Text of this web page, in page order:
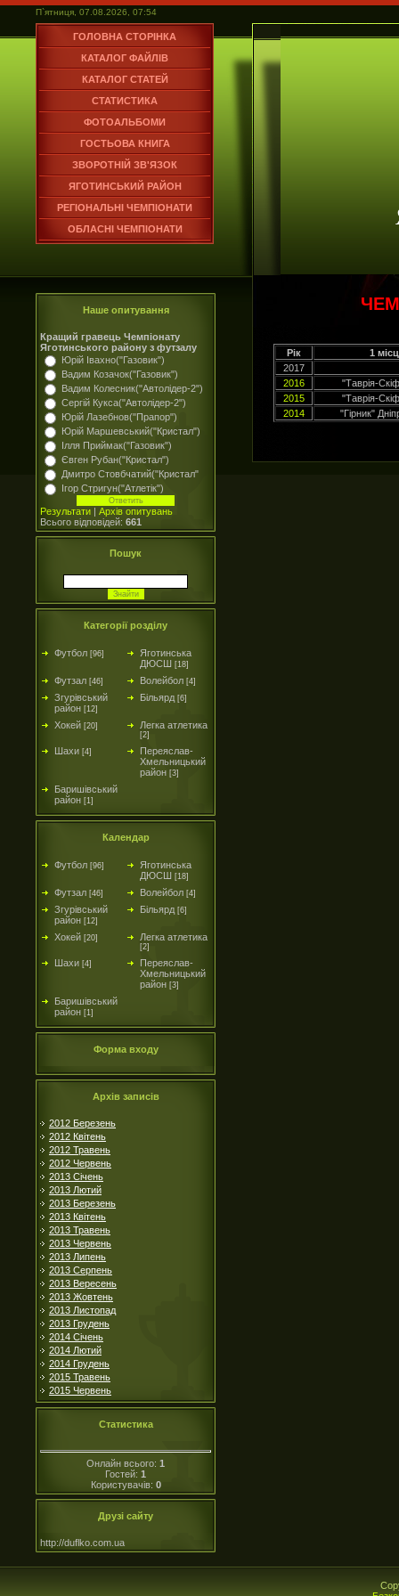
П`ятниця, 07.08.2026, 07:54
ГОЛОВНА СТОРІНКА
КАТАЛОГ ФАЙЛІВ
КАТАЛОГ СТАТЕЙ
СТАТИСТИКА
ФОТОАЛЬБОМИ
ГОСТЬОВА КНИГА
ЗВОРОТНІЙ ЗВ'ЯЗОК
ЯГОТИНСЬКИЙ РАЙОН
РЕГІОНАЛЬНІ ЧЕМПІОНАТИ
ОБЛАСНІ ЧЕМПІОНАТИ
Наше опитування
Кращий гравець Чемпіонату
Яготинського району з футзалу
Юрій Івахно("Газовик")
Вадим Козачок("Газовик")
Вадим Колесник("Автолідер-2")
Сергій Кукса("Автолідер-2")
Юрій Лазебнов("Прапор")
Юрій Маршевський("Кристал")
Ілля Приймак("Газовик")
Євген Рубан("Кристал")
Дмитро Стовбчатий("Кристал"
Ігор Стригун("Атлетік")
Результати | Архів опитувань
Всього відповідей: 661
Пошук
Категорії розділу
Футбол [96]
Яготинська
ДЮСШ [18]
Футзал [46] Волейбол [4]
Згурівський
район [12]
Більярд [6]
Хокей [20] Легка атлетика
[2]
Шахи [4]
Переяслав-
Хмельницький
район [3]
Баришівський
район [1]
Календар
Футбол [96]
Яготинська
ДЮСШ [18]
Футзал [46] Волейбол [4]
Згурівський
район [12]
Більярд [6]
Хокей [20] Легка атлетика
[2]
Шахи [4]
Переяслав-
Хмельницький
район [3]
Баришівський
район [1]
Форма входу
Архів записів
2012 Березень
2012 Квітень
2012 Травень
2012 Червень
2013 Січень
2013 Лютий
2013 Березень
2013 Квітень
2013 Травень
2013 Червень
2013 Липень
2013 Серпень
2013 Вересень
2013 Жовтень
2013 Листопад
2013 Грудень
2014 Січень
2014 Лютий
2014 Грудень
2015 Травень
2015 Червень
Статистика
Онлайн всього: 1
Гостей: 1
Користувачів: 0
Друзі сайту
http://duflko.com.ua
Рік
1
2017
2016
"Таврія-
2015
"Таврія-
2014
"Гірник"